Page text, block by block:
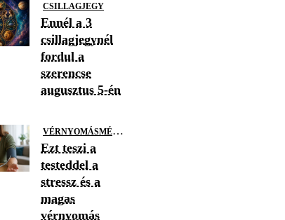
CSILLAGJEGY
Ennél a 3
csillagjegynél
fordul a
szerencse
augusztus 5-én
V
ÉRNYOMÁSMÉRÉS
Ezt teszi a
testeddel a
stressz és a
magas
vérnyomás